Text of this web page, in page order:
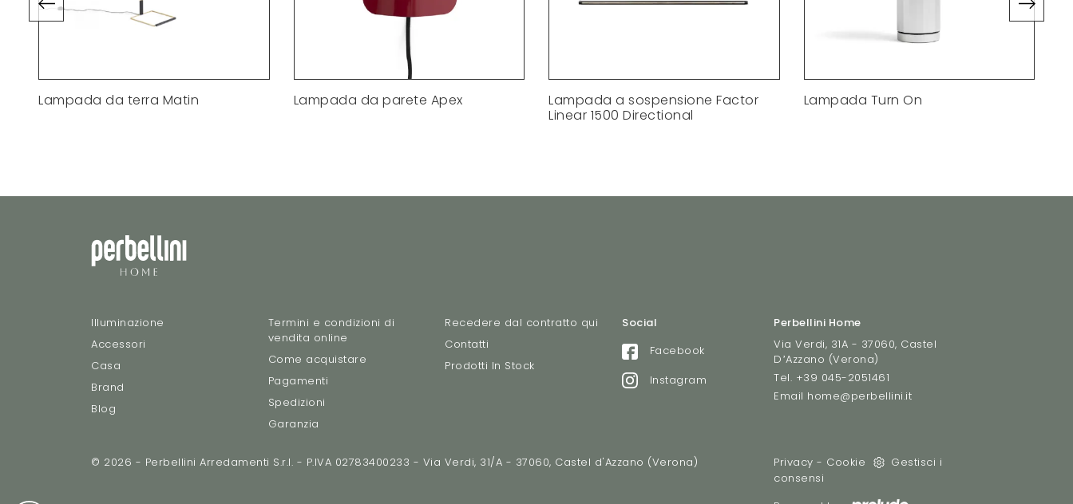
Lampada da terra Matin Lampada da parete Apex
Lampada a sospensione Factor
Linear 1500 Directional
Lampada Turn On
Illuminazione
Accessori
Casa
Brand
Blog
Termini e condizioni di
vendita online
Come acquistare
Pagamenti
Spedizioni
Garanzia
Recedere dal contratto qui
Contatti
Prodotti In Stock
Social
Facebook
Instagram
Perbellini Home
Via Verdi, 31A - 37060, Castel
D’Azzano (Verona)
Tel. +39 045-2051461
Email home@perbellini.it
© 2026 - Perbellini Arredamenti S.r.l. - P.IVA 02783400233 - Via Verdi, 31/A - 37060, Castel d'Azzano (Verona) Privacy - Cookie
Gestisci i
consensi